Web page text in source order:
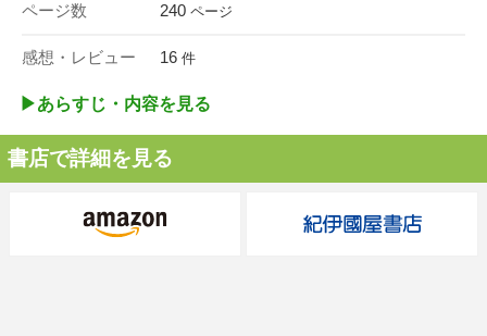
ページ数 240 ページ
感想・レビュー 16 件
▶︎あらすじ・内容を見る
書店で詳細を見る